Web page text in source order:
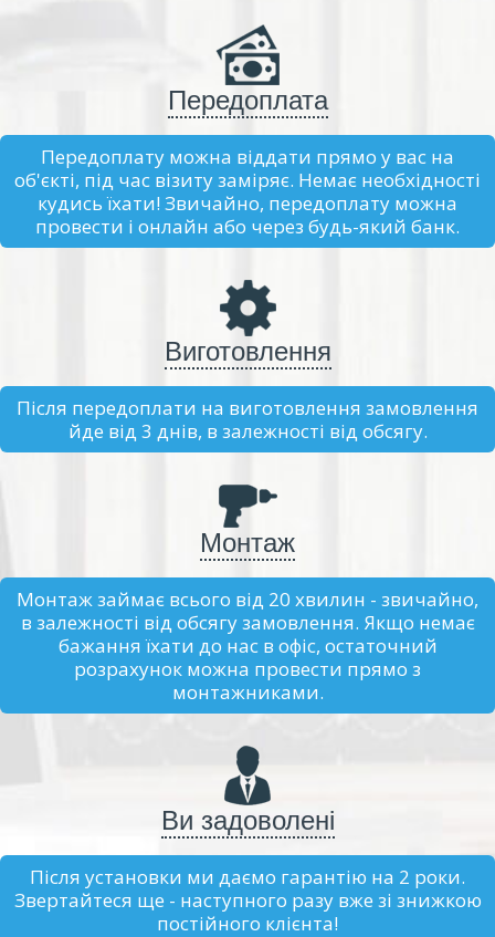
Передоплата
Передоплату можна віддати прямо у вас на
об'єкті, під час візиту заміряє. Немає необхідності
кудись їхати! Звичайно, передоплату можна
провести і онлайн або через будь-який банк.
Виготовлення
Після передоплати на виготовлення замовлення
йде від 3 днів, в залежності від обсягу.
Монтаж
Монтаж займає всього від 20 хвилин - звичайно,
в залежності від обсягу замовлення. Якщо немає
бажання їхати до нас в офіс, остаточний
розрахунок можна провести прямо з
монтажниками.
Ви задоволені
Після установки ми даємо гарантію на 2 роки.
Звертайтеся ще - наступного разу вже зі знижкою
постійного клієнта!